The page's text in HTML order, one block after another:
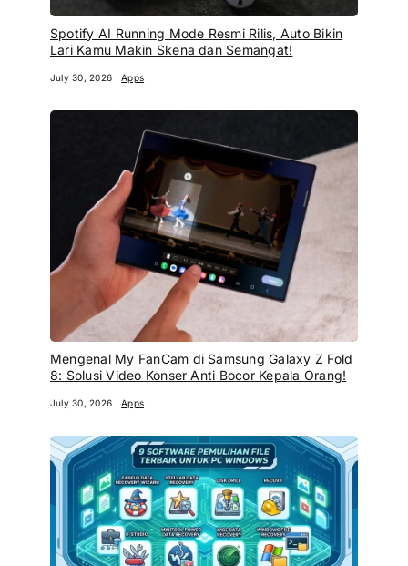
Spotify AI Running Mode Resmi Rilis, Auto Bikin
Lari Kamu Makin Skena dan Semangat!
July 30, 2026 Apps
Mengenal My FanCam di Samsung Galaxy Z Fold
8: Solusi Video Konser Anti Bocor Kepala Orang!
July 30, 2026 Apps